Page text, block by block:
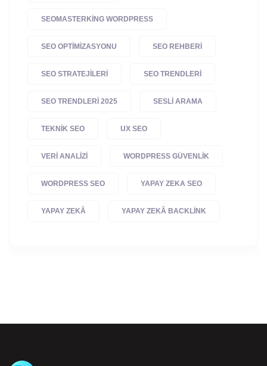
SEOMASTERKING WORDPRESS
SEO OPTIMIZASYONU SEO REHBERI
SEO STRATEJILERI SEO TRENDLERI
SEO TRENDLERI 2025 SESLI ARAMA
TEKNIK SEO UX SEO
VERI ANALIZI WORDPRESS GÜVENLIK
WORDPRESS SEO YAPAY ZEKA SEO
YAPAY ZEKÂ YAPAY ZEKÂ BACKLINK